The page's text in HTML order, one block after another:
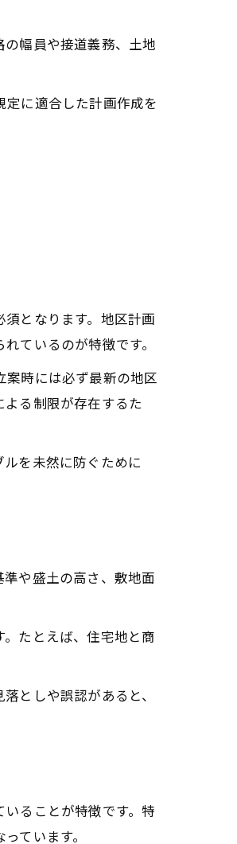
幅員や接道義務、土地
に適合した計画作成を
となります。地区計画
ているのが特徴です。
案時には必ず最新の地区
る制限が存在するた
を未然に防ぐために
や盛土の高さ、敷地面
たとえば、住宅地と商
としや誤認があると、
ることが特徴です。特
ています。